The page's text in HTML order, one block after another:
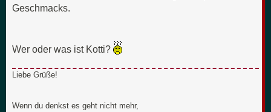
Geschmacks.
Wer oder was ist Kotti?
Liebe Grüße!
Wenn du denkst es geht nicht mehr,